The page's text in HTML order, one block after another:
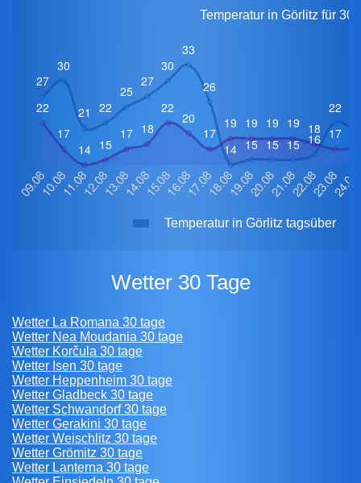
Temperatur in Görlitz für 30
Temperatur in Görlitz tagsüber
Wetter 30 Tage
Wetter La Romana 30 tage
Wetter Nea Moudania 30 tage
Wetter Korčula 30 tage
Wetter Isen 30 tage
Wetter Heppenheim 30 tage
Wetter Gladbeck 30 tage
Wetter Schwandorf 30 tage
Wetter Gerakini 30 tage
Wetter Weischlitz 30 tage
Wetter Grömitz 30 tage
Wetter Lanterna 30 tage